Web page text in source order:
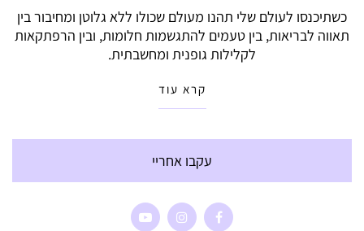
כשתיכנסו לעולם שלי תהנו מעולם שכולו ללא גלוטן ומחיבור בין
תאווה לבריאות, בין טעמים להתגשמות חלומות, ובין הרפתקאות
לקלילות גופנית ומחשבתית.
קרא עוד
עקבו אחריי